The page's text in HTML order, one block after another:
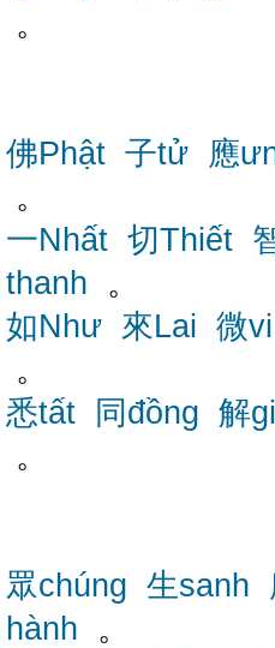
。
佛Phật 子tử 應
。
一Nhất 切Thiết
thanh 。
如Như 來Lai 微vi
。
悉tất
同đồng 解
。
眾chúng 生sanh
hành 。